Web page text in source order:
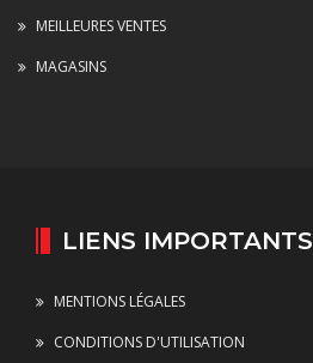
MEILLEURES VENTES
MAGASINS
LIENS IMPORTANTS
MENTIONS LÉGALES
CONDITIONS D'UTILISATION